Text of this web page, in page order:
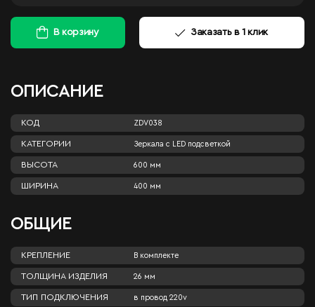
В корзину Заказать в 1 клик
ОПИСАНИЕ
КОД ZDV038
КАТЕГОРИИ Зеркала c LED подсветкой
ВЫСОТА 600 мм
ШИРИНА 400 мм
ОБЩИЕ
КРЕПЛЕНИЕ В комплекте
ТОЛЩИНА ИЗДЕЛИЯ 26 мм
ТИП ПОДКЛЮЧЕНИЯ в провод 220v